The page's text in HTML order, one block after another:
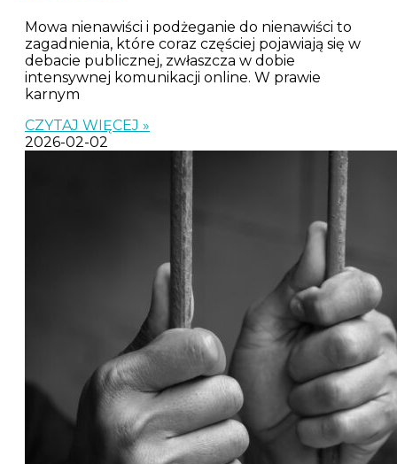
Mowa nienawiści i podżeganie do nienawiści to
zagadnienia, które coraz częściej pojawiają się w
debacie publicznej, zwłaszcza w dobie
intensywnej komunikacji online. W prawie
karnym
CZYTAJ WIĘCEJ »
2026-02-02